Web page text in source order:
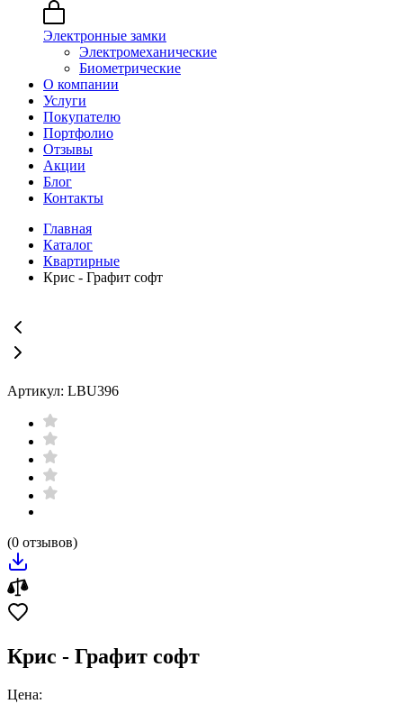
Электронные замки
Электромеханические
Биометрические
О компании
Услуги
Покупателю
Портфолио
Отзывы
Акции
Блог
Контакты
Главная
Каталог
Квартирные
Крис - Графит софт
Артикул: LBU396
(0 отзывов)
Крис - Графит софт
Цена: